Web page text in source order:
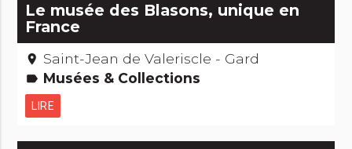
Le musée des Blasons, unique en
France
place Saint-Jean de Valeriscle - Gard
label Musées & Collections
LIRE